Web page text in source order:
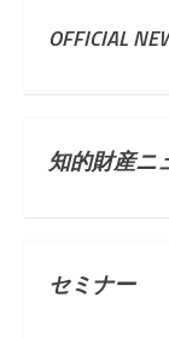
OFFICIAL
知的財産ニ
セミナー